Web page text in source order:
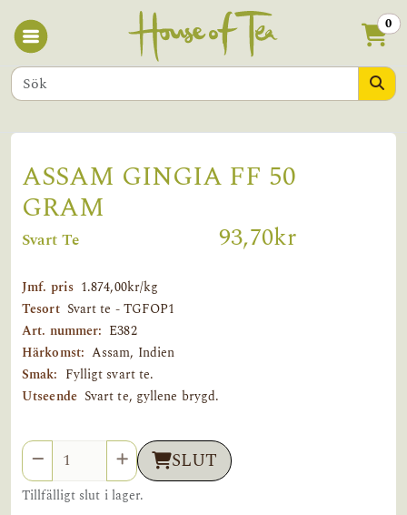
0
ASSAM GINGIA FF 50
GRAM
Svart Te 93,70kr
Jmf. pris 1.874,00kr/kg
Tesort Svart te - TGFOP1
Art. nummer: E382
Härkomst: Assam, Indien
Smak: Fylligt svart te.
Utseende Svart te, gyllene brygd.
Antal SLUT
Tillfälligt slut i lager.